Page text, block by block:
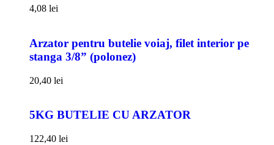
4,08 lei
Arzator pentru butelie voiaj, filet interior pe
stanga 3/8” (polonez)
20,40 lei
5KG BUTELIE CU ARZATOR
122,40 lei